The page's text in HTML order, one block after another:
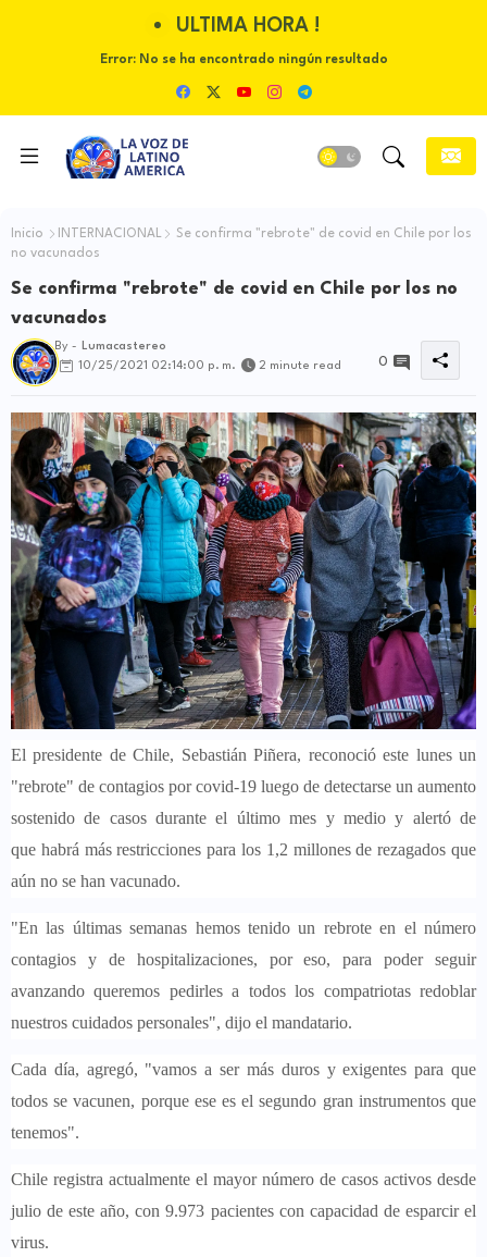
ULTIMA HORA !
Error:No se ha encontrado ningún resultado
Inicio INTERNACIONAL
Se confirma "rebrote" de covid en Chile por los
no vacunados
Se confirma "rebrote" de covid en Chile por los no
vacunados
By -
Lumacastereo
10/25/2021 02:14:00 p. m.
2 minute read 0
El presidente de Chile, Sebastián Piñera, reconoció este lunesun
"rebrote" de contagios por covid-19 luego de detectarse un aumento
sostenido de casos durante el último mes y medio y alertó de
que habrá más restricciones para los 1,2 millones de rezagados que
aún no se han vacunado.
"En las últimas semanas hemos tenidoun rebrote en el número
contagios y de hospitalizaciones, por eso, para poder seguir
avanzando queremos pedirles a todos los compatriotasredoblar
nuestros cuidados personales", dijo el mandatario.
Cada día, agregó, "vamos a ser más duros y exigentes para que
todos se vacunen, porque ese es el segundo gran instrumentos que
tenemos".
Chile registra actualmente el mayor número de casos activos desde
julio de este año, con9.973 pacientes con capacidad de esparcir el
virus.